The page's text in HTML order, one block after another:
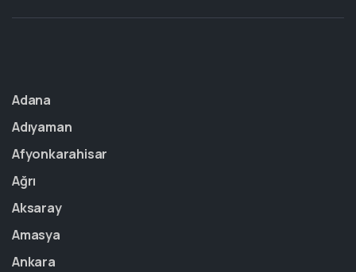
Adana
Adıyaman
Afyonkarahisar
Ağrı
Aksaray
Amasya
Ankara